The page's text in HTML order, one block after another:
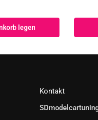
legen
Kontakt